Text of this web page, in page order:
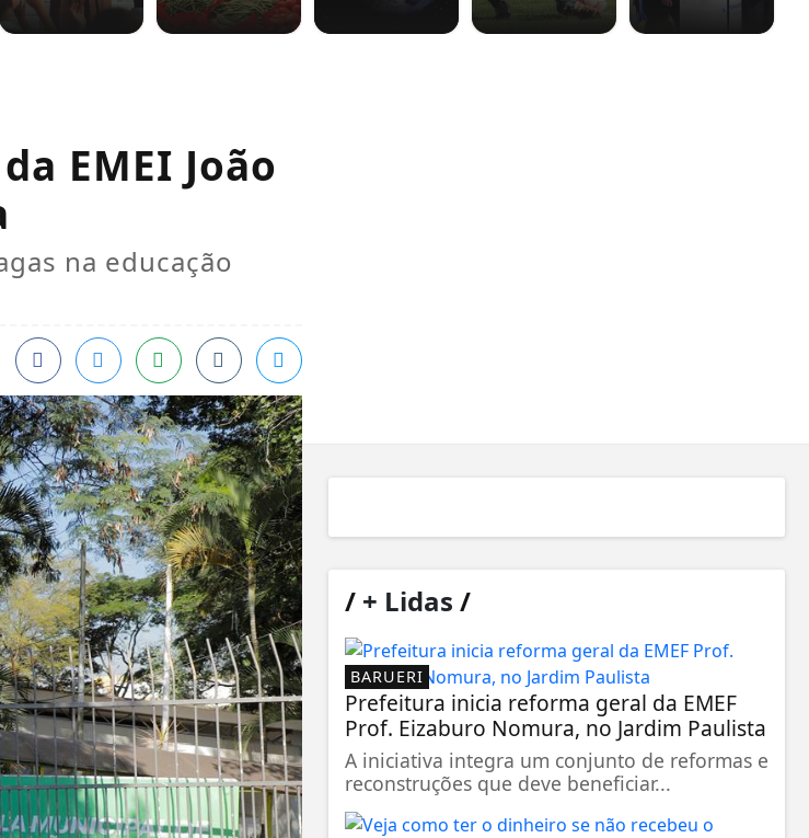
EMEI João
na educação
/+ Lidas /
BARUERI
Prefeitura inicia reforma geral da EMEF
Prof. Eizaburo Nomura, no Jardim Paulista
A iniciativa integra um conjunto de reformas e
reconstruções que deve beneficiar...